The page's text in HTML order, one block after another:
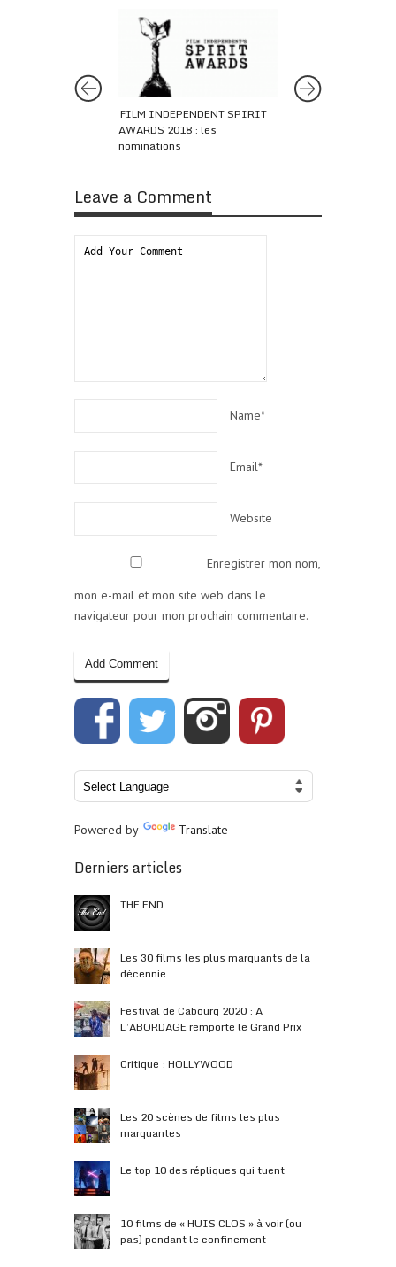
FILM INDEPENDENT SPIRIT
AWARDS 2018 : les
nominations
Leave a Comment
Name*
Email*
Website
Enregistrer mon nom,
mon e-mail et mon site web dans le
navigateur pour mon prochain commentaire.
Powered by Translate
Derniers articles
THE END
Les 30 films les plus marquants de la
décennie
Festival de Cabourg 2020 : A
L’ABORDAGE remporte le Grand Prix
Critique : HOLLYWOOD
Les 20 scènes de films les plus
marquantes
Le top 10 des répliques qui tuent
10 films de « HUIS CLOS » à voir (ou
pas) pendant le confinement